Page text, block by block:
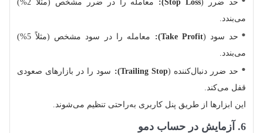
حد ضرر (Stop Loss):
معامله را در ضرر مشخص (مثلاً 2%)
می‌بندد.
حد سود (Take Profit):
معامله را در سود مشخص (مثلاً 5%)
می‌بندد.
حد ضرر دنبال‌کننده (Trailing Stop):
سود را در بازارهای صعودی
قفل می‌کند.
این ابزارها از طریق پنل کاربری به‌راحتی تنظیم می‌شوند.
6. آزمایش در حساب دمو